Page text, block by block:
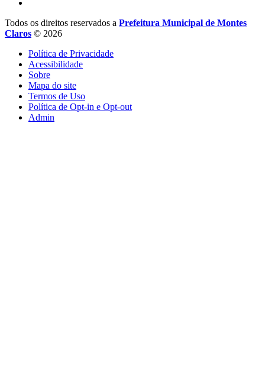
Todos os direitos reservados a Prefeitura Municipal de Montes
Claros © 2026
Política de Privacidade
Acessibilidade
Sobre
Mapa do site
Termos de Uso
Política de Opt-in e Opt-out
Admin